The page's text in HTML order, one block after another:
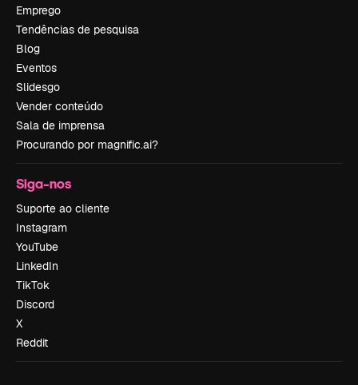
Emprego
Tendências de pesquisa
Blog
Eventos
Slidesgo
Vender conteúdo
Sala de imprensa
Procurando por magnific.ai?
Siga-nos
Suporte ao cliente
Instagram
YouTube
LinkedIn
TikTok
Discord
X
Reddit